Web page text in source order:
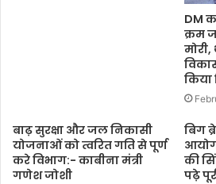
DM
क्रम
किया
बाढ़ सुरक्षा और जल निकासी
योजनाओं को त्वरित गति से पूर्ण
करे विभाग:- काबीना मंत्री
गणेश जोशी
बिग
की
पढ़े